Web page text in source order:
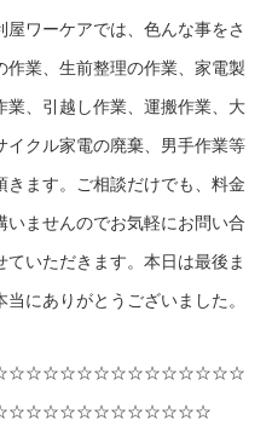
ワーケアでは、色んな事をさ
業、生前整理の作業、家電製
、引越し作業、運搬作業、大
クル家電の廃棄、男手作業等
ます。ご相談だけでも、料金
ませんのでお気軽にお問い合
いただきます。本日は最後ま
にありがとうございました。